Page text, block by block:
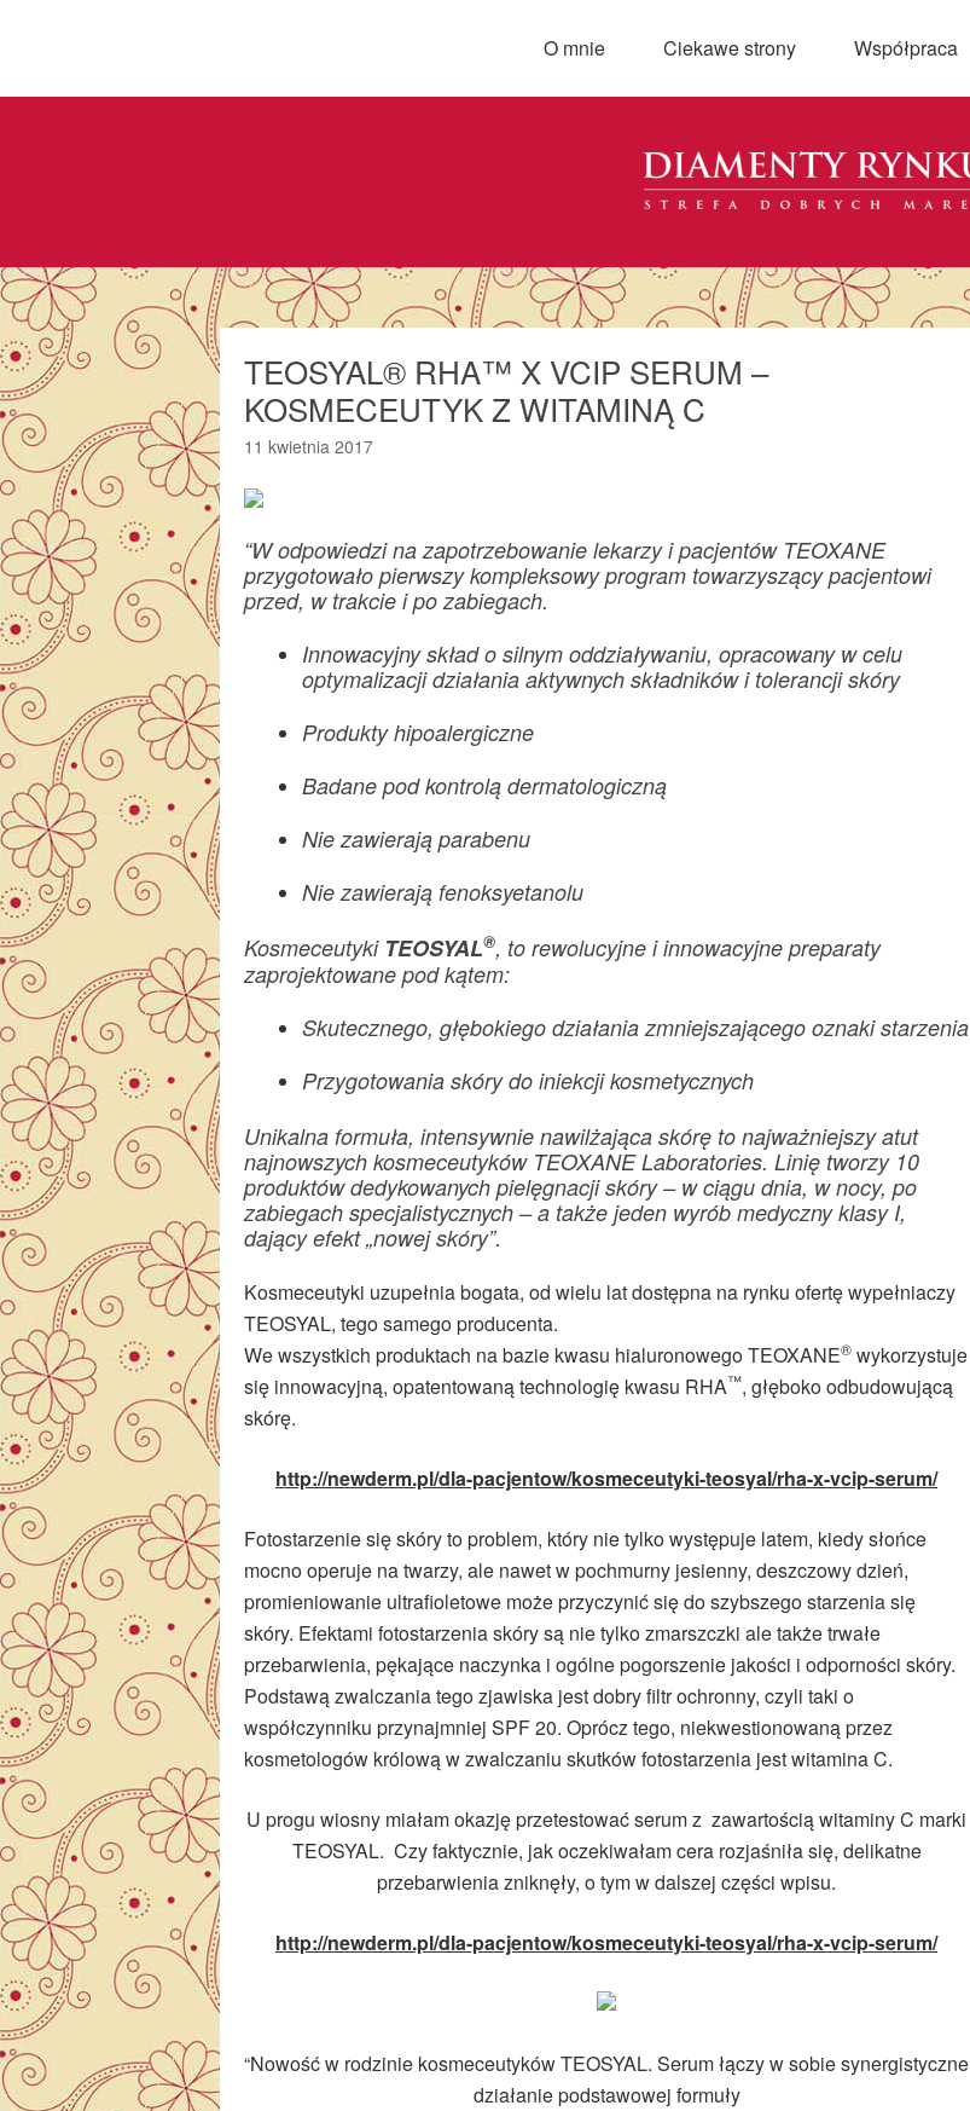
O mnie Ciekawe strony Współpraca
TEOSYAL® RHA™ X VCIP SERUM –
KOSMECEUTYK Z WITAMINĄ C
11 kwietnia 2017
“W odpowiedzi na zapotrzebowanie lekarzy i pacjentów TEOXANE
przygotowało pierwszy kompleksowy program towarzyszący pacjentowi
przed, w trakcie i po zabiegach.
Innowacyjny skład o silnym oddziaływaniu, opracowany w celu
optymalizacji działania aktywnych składników i tolerancji skóry
Produkty hipoalergiczne
Badane pod kontrolą dermatologiczną
Nie zawierają parabenu
Nie zawierają fenoksyetanolu
Kosmeceutyki TEOSYAL®, to rewolucyjne i innowacyjne preparaty
zaprojektowane pod kątem:
Skutecznego, głębokiego działania zmniejszającego oznaki starzenia
Przygotowania skóry do iniekcji kosmetycznych
Unikalna formuła, intensywnie nawilżająca skórę to najważniejszy atut
najnowszych kosmeceutyków TEOXANE Laboratories. Linię tworzy 10
produktów dedykowanych pielęgnacji skóry – w ciągu dnia, w nocy, po
zabiegach specjalistycznych – a także jeden wyrób medyczny klasy I,
dający efekt „nowej skóry”.
Kosmeceutyki uzupełnia bogata, od wielu lat dostępna na rynku ofertę wypełniaczy
TEOSYAL, tego samego producenta.
We wszystkich produktach na bazie kwasu hialuronowego TEOXANE® wykorzystuje
się innowacyjną, opatentowaną technologię kwasu RHA™, głęboko odbudowującą
skórę.
http://newderm.pl/dla-pacjentow/kosmeceutyki-teosyal/rha-x-vcip-serum/
Fotostarzenie się skóry to problem, który nie tylko występuje latem, kiedy słońce
mocno operuje na twarzy, ale nawet w pochmurny jesienny, deszczowy dzień,
promieniowanie ultrafioletowe może przyczynić się do szybszego starzenia się
skóry. Efektami fotostarzenia skóry są nie tylko zmarszczki ale także trwałe
przebarwienia, pękające naczynka i ogólne pogorszenie jakości i odporności skóry.
Podstawą zwalczania tego zjawiska jest dobry filtr ochronny, czyli taki o
współczynniku przynajmniej SPF 20. Oprócz tego, niekwestionowaną przez
kosmetologów królową w zwalczaniu skutków fotostarzenia jest witamina C.
U progu wiosny miałam okazję przetestować serum z zawartością witaminy C marki
TEOSYAL. Czy faktycznie, jak oczekiwałam cera rozjaśniła się, delikatne
przebarwienia zniknęły, o tym w dalszej części wpisu.
http://newderm.pl/dla-pacjentow/kosmeceutyki-teosyal/rha-x-vcip-serum/
“Nowość w rodzinie kosmeceutyków TEOSYAL. Serum łączy w sobie synergistyczne
działanie podstawowej formuły